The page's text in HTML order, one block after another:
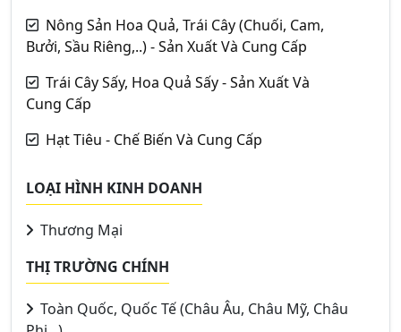
Nông Sản Hoa Quả, Trái Cây (Chuối, Cam,
Bưởi, Sầu Riêng,..) - Sản Xuất Và Cung Cấp
Trái Cây Sấy, Hoa Quả Sấy - Sản Xuất Và
Cung Cấp
Hạt Tiêu - Chế Biến Và Cung Cấp
LOẠI HÌNH KINH DOANH
Thương Mại
THỊ TRƯỜNG CHÍNH
Toàn Quốc, Quốc Tế (Châu Âu, Châu Mỹ, Châu